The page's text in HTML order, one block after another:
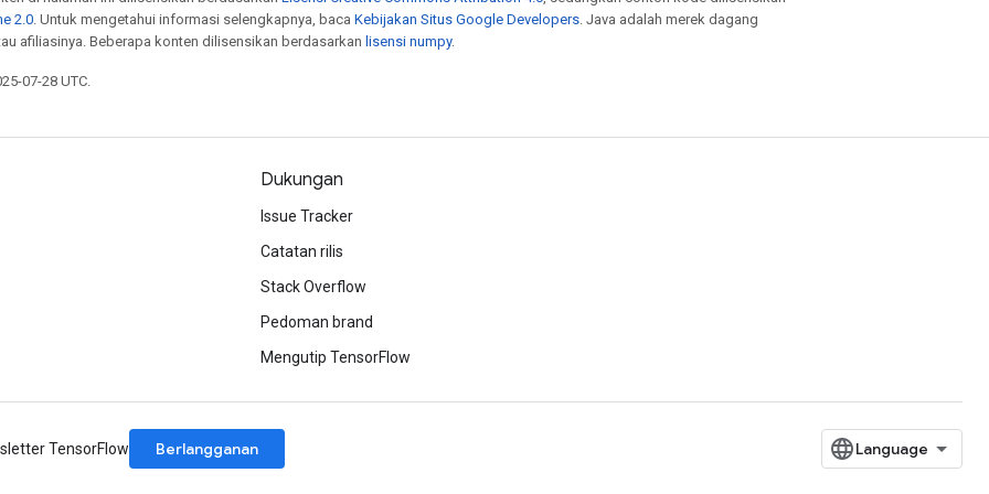
2.0 . Untuk mengetahui informasi selengkapnya, baca Kebijakan Situs Google Developers . Java adalah merek dagang
afiliasinya. Beberapa konten dilisensikan berdasarkan lisensi numpy.
07-28 UTC.
Dukungan
Issue Tracker
Catatan rilis
Stack Overflow
Pedoman brand
Mengutip TensorFlow
TensorFlow Berlangganan